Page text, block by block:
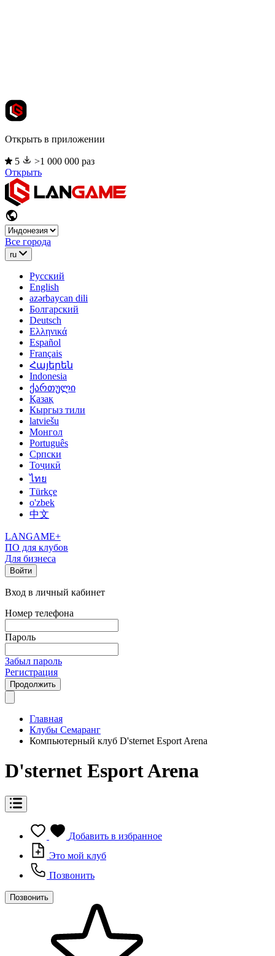
Открыть в приложении
5
>1 000 000 раз
Открыть
Все города
ru
Русский
English
azərbaycan dili
Болгарский
Deutsch
Ελληνικά
Español
Français
Հայերեն
Indonesia
ქართული
Қазақ
Кыргыз тили
latviešu
Монгол
Português
Српски
Тоҷикӣ
ไทย
Türkçe
o'zbek
中文
LANGAME+
ПО для клубов
Для бизнеса
Войти
Вход в личный кабинет
Номер телефона
Пароль
Забыл пароль
Регистрация
Продолжить
Главная
Клубы Семаранг
Компьютерный клуб D'sternet Esport Arena
D'sternet Esport Arena
Добавить в избранное
Это мой клуб
Позвонить
Позвонить